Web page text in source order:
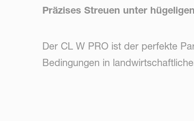
Präzises Streuen unter
Der CL W PRO ist der perfekte
Bedingungen in